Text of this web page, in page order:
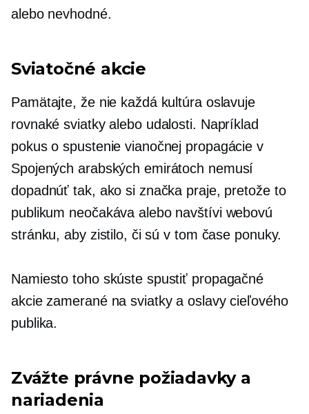
alebo nevhodné.
Sviatočné akcie
Pamätajte, že nie každá kultúra oslavuje
rovnaké sviatky alebo udalosti. Napríklad
pokus o spustenie vianočnej propagácie v
Spojených arabských emirátoch nemusí
dopadnúť tak, ako si značka praje, pretože to
publikum neočakáva alebo navštívi webovú
stránku, aby zistilo, či sú v tom čase ponuky.
Namiesto toho skúste spustiť propagačné
akcie zamerané na sviatky a oslavy cieľového
publika.
Zvážte právne požiadavky a
nariadenia